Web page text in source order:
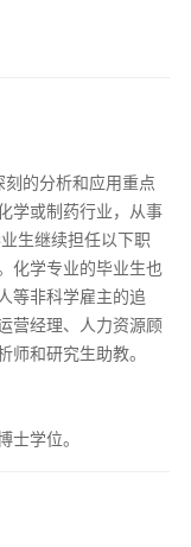
的分析和应用重点
学或制药行业，从事
生继续担任以下职
化学专业的毕业生也
等非科学雇主的追
营经理、人力资源顾
师和研究生助教。
士学位。